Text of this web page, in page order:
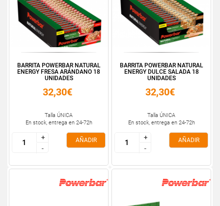
BARRITA POWERBAR NATURAL
ENERGY FRESA ARÁNDANO 18
UNIDADES
32,30€
Talla ÚNICA
En stock, entrega en 24-72h
+
-
+
-
AÑADIR
BARRITA POWERBAR NATURAL
ENERGY DULCE SALADA 18
UNIDADES
32,30€
Talla ÚNICA
En stock, entrega en 24-72h
+
-
+
-
AÑADIR